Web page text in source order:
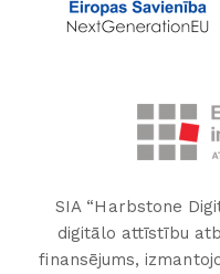
SIA “Harbstone
digitālo attīstību
finansējums,